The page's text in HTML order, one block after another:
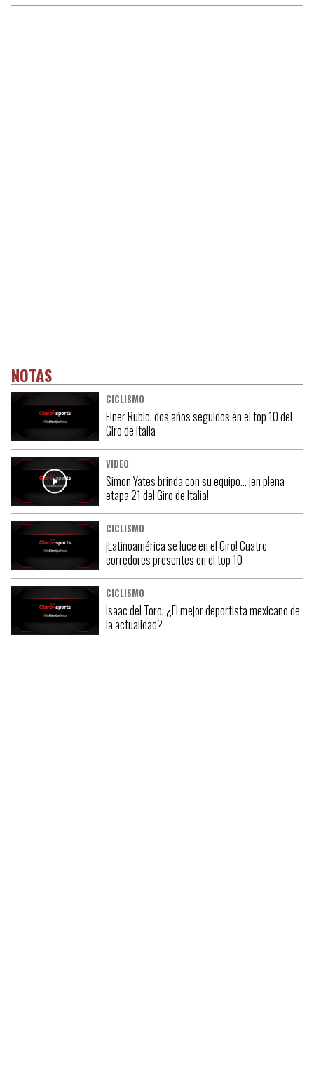
NOTAS
CICLISMO
Einer Rubio, dos años seguidos en el top 10 del
Giro de Italia
VIDEO
Simon Yates brinda con su equipo… ¡en plena
etapa 21 del Giro de Italia!
CICLISMO
¡Latinoamérica se luce en el Giro! Cuatro
corredores presentes en el top 10
CICLISMO
Isaac del Toro: ¿El mejor deportista mexicano de
la actualidad?